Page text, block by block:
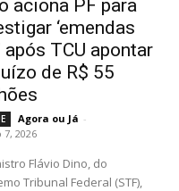
aciona PF para
‘emendas
após TCU apontar
de R$ 55
Agora ou Já -
7, 2026
Flávio Dino, do
Tribunal Federal (STF),